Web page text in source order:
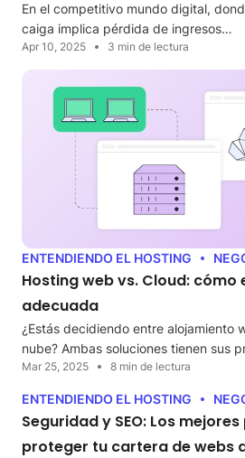
En el competitivo mundo digital,
caiga implica pérdida de ingresos…
Apr 10, 2025 3 min de lectura
ENTENDIENDO EL HOSTING
Hosting web vs. Cloud: cómo
adecuada
¿Estás decidiendo entre alojamiento
nube? Ambas soluciones tienen sus
Mar 25, 2025 8 min de lectura
ENTENDIENDO EL HOSTING
Seguridad y SEO: Los
proteger tu cartera de webs